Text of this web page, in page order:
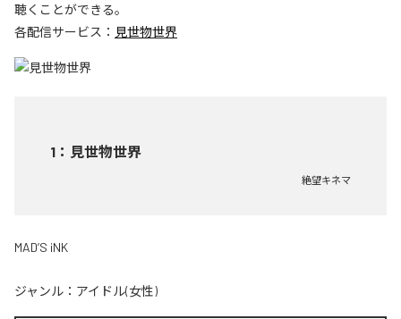
聴くことができる。
各配信サービス： 見世物世界
1 ： 見世物世界
絶望キネマ
MAD’S iNK
ジャンル： アイドル(女性)